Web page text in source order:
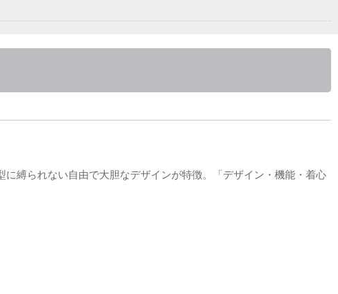
縛られない自由で大胆なデザインが特徴。「デザイン・機能・着心